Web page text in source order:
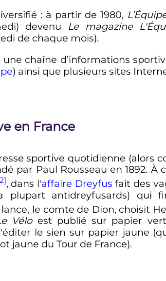
: à partir de 1980,
devenu Le magazine
de chaque mois).
une chaîne d’informations
) ainsi que plusieurs sites
en France
sportive quotidienne (alors
par Paul Rousseau en 1892.
, dans l'affaire Dreyfus fait des
plupart antidreyfusards) qui
le comte de Dion, choisit
Véloest publié sur papier
le sien sur papier jaune
jaune du Tour de France).